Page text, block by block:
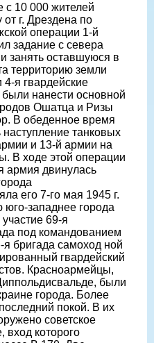
с 10 000 жителей
г. Дрездена по
операции 1-й
задание с севера
занять оставшуюся в
территорию земли
я гвардейские
нанести основной
Ошатца и Ризы
В обеденное время
наступление танковых
и 13-й армии на
В ходе этой операции
армия двинулась
его 7-го мая 1945 г.
юго-западнее города
69-я
под командованием
я бригада самоход ной
гвардейский
Красноармейцы,
были
города. Более
покой. В их
советское
которого